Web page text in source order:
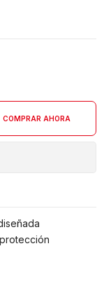
COMPRAR AHORA